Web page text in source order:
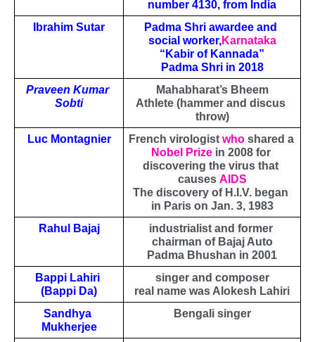
number 4130, from India
Ibrahim Sutar
Padma Shri awardee and
social worker,Karnataka
“Kabir of Kannada”
Padma Shri in 2018
Praveen Kumar
Sobti
Mahabharat’s Bheem
Athlete (hammer and discus
throw)
Luc Montagnier
French virologist who
shared a
Nobel Prize in 2008 for
discovering the virus that
causes AIDS
The discovery of H.I.V. began
in Paris on Jan. 3, 1983
Rahul Bajaj
industrialist and former
chairman of Bajaj Auto
Padma Bhushan in 2001
Bappi Lahiri
(Bappi Da)
singer and composer
real name was Alokesh Lahiri
Sandhya
Mukherjee
Bengali singer